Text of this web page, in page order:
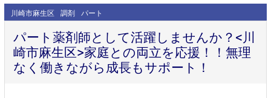
川崎市麻生区 調剤 パート
パート薬剤師として活躍しませんか？<川
崎市麻生区>家庭との両立を応援！！無理
なく働きながら成長もサポート！